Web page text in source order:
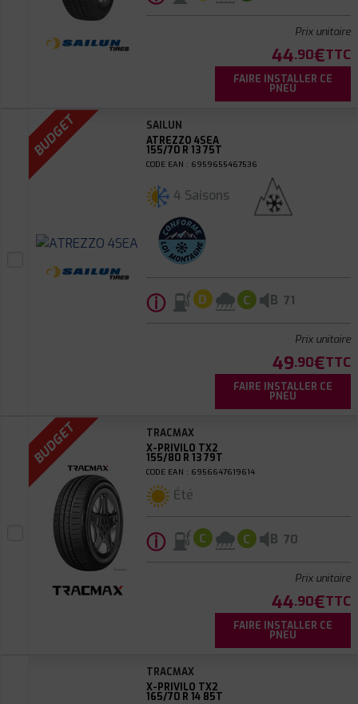
Prix unitaire
44.90€TTC
FAIRE INSTALLER CE
PNEU
BUDGET
SAILUN
ATREZZO 4SEA
155/70 R 13 75T
CODE EAN : 6959655467536
4 Saisons
ⓘ D C B 71
Prix unitaire
49.90€TTC
FAIRE INSTALLER CE
PNEU
BUDGET
TRACMAX
X-PRIVILO TX2
155/80 R 13 79T
CODE EAN : 6956647619614
Été
ⓘ C C B 70
Prix unitaire
44.90€TTC
FAIRE INSTALLER CE
PNEU
TRACMAX
X-PRIVILO TX2
165/70 R 14 85T